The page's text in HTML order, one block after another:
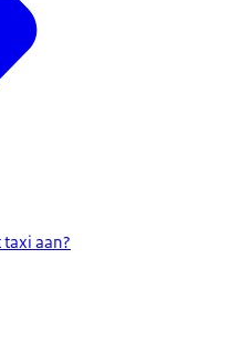
aan?